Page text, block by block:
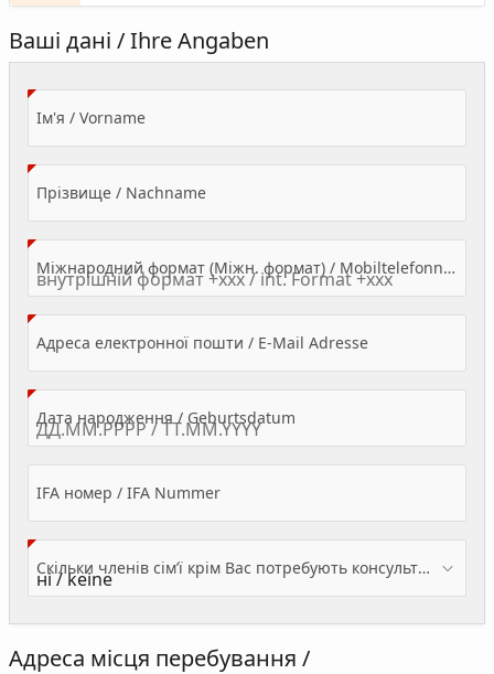
Ваші дані / Ihre Angaben
Ім'я / Vorname(Value Required)
Прізвище / Nachname(Value Required)
Міжнародний формат (Міжн. формат) / Mobiltelefonnummer
Адреса електронної пошти / E-Mail Adresse(Value Required)
Дата народження / Geburtsdatum
IFA номер / IFA Nummer
Скільки членів сім’ї крім Вас потребують консультації? / Wieviele Familienmitglieder brauchen Beratung - zusätzlich zu Ihnen?
Адреса місця перебування /